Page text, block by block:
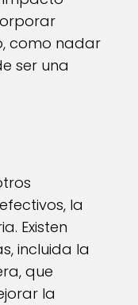
como nadar
ser una
la
Existen
incluida la
que
la